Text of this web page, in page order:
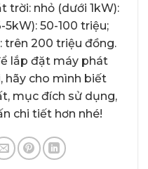
trời: nhỏ (dưới 1kW):
5kW): 50-100 triệu;
trên 200 triệu đồng.
lắp đặt máy phát
hãy cho mình biết
mục đích sử dụng,
chi tiết hơn nhé!